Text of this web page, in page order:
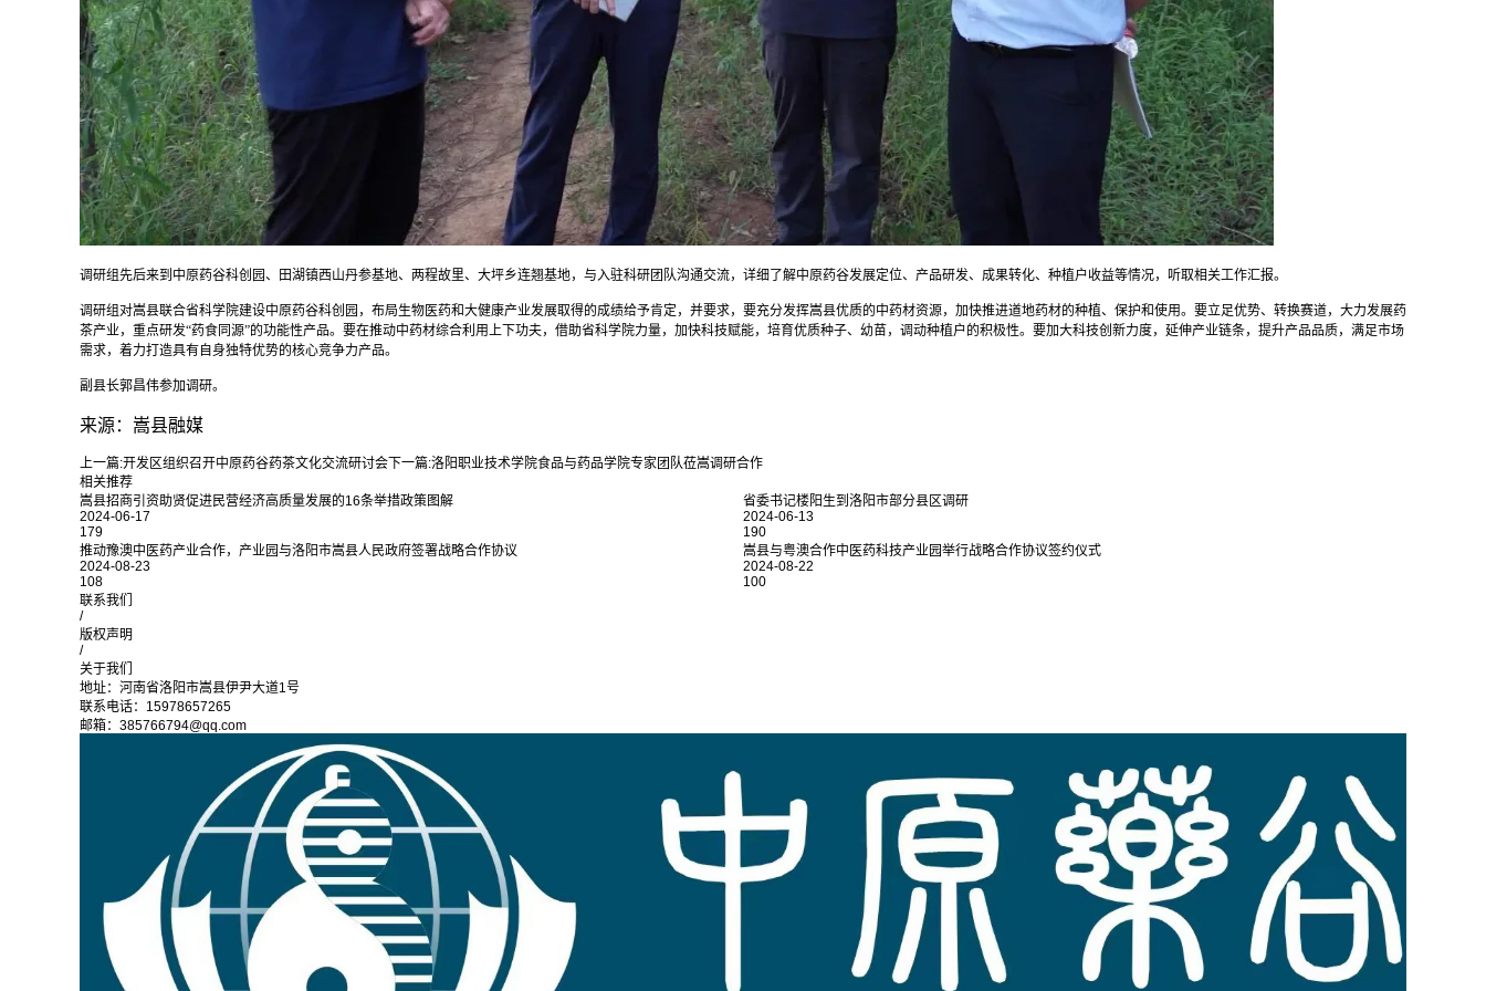
调研组先后来到中原药谷科创园、田湖镇西山丹参基地、两程故里、大坪乡连翘基地，与入驻科研团队沟通交流，详细了解中原药谷发展定位、产品研发、成果转化、种植户收益等情况，听取相关工作汇报。
调研组对嵩县联合省科学院建设中原药谷科创园，布局生物医药和大健康产业发展取得的成绩给予肯定，并要求，要充分发挥嵩县优质的中药材资源，加快推进道地药材的种植、保护和使用。要立足优势、转换赛道，大力发展药
茶产业，重点研发“药食同源”的功能性产品。要在推动中药材综合利用上下功夫，借助省科学院力量，加快科技赋能，培育优质种子、幼苗，调动种植户的积极性。要加大科技创新力度，延伸产业链条，提升产品品质，满足市场
需求，着力打造具有自身独特优势的核心竞争力产品。
副县长郭昌伟参加调研。
来源：嵩县融媒
上一篇:开发区组织召开中原药谷药茶文化交流研讨会下一篇:洛阳职业技术学院食品与药品学院专家团队莅嵩调研合作
相关推荐
嵩县招商引资助贤促进民营经济高质量发展的16条举措政策图解
2024-06-17
179
省委书记楼阳生到洛阳市部分县区调研
2024-06-13
190
推动豫澳中医药产业合作，产业园与洛阳市嵩县人民政府签署战略合作协议
2024-08-23
108
嵩县与粤澳合作中医药科技产业园举行战略合作协议签约仪式
2024-08-22
100
联系我们
/
版权声明
/
关于我们
地址：河南省洛阳市嵩县伊尹大道1号
联系电话：15978657265
邮箱：385766794@qq.com